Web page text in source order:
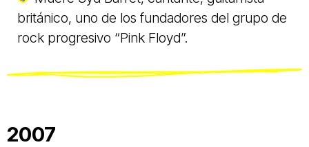
británico, uno de los fundadores del grupo de
rock progresivo “Pink Floyd”.
2007